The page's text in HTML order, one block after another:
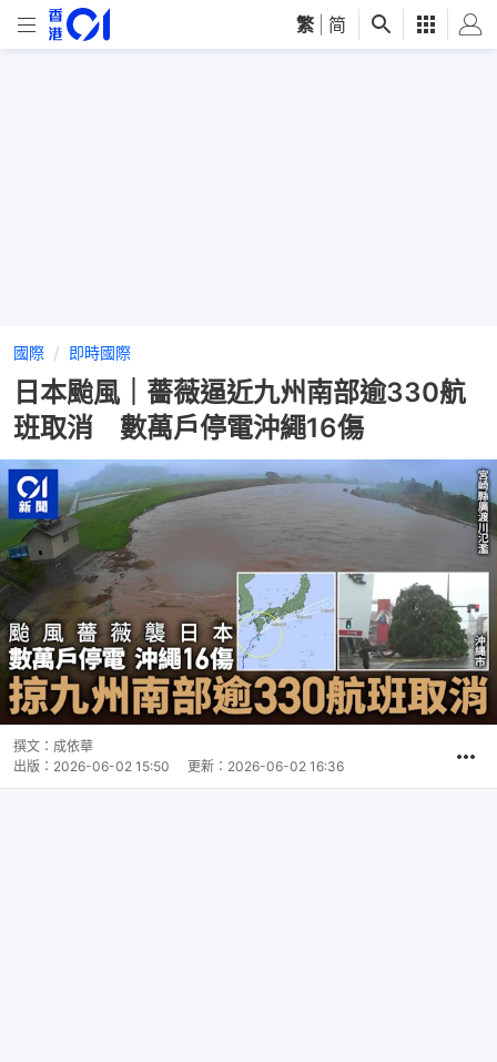
繁 简
國際 即時國際
日本颱風｜薔薇逼近九州南部逾330航
班取消 數萬戶停電沖繩16傷
撰文： 成依華
出版： 2026-06-02 15:50 更新： 2026-06-02 16:36